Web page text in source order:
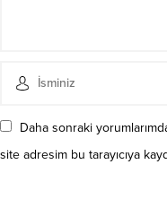
Daha sonraki
site adresim bu tarayıcıya